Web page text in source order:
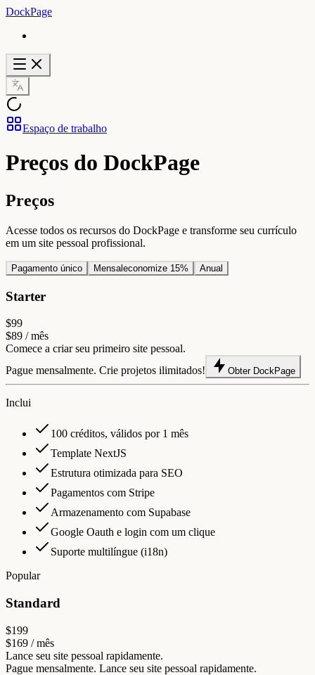
DockPage
Espaço de trabalho
Preços do DockPage
Preços
Acesse todos os recursos do DockPage e transforme seu currículo
em um site pessoal profissional.
Pagamento único Mensal economize 15% Anual
Starter
$99
$89 / mês
Comece a criar seu primeiro site pessoal.
Pague mensalmente. Crie projetos ilimitados!
Obter DockPage
Inclui
100 créditos, válidos por 1 mês
Template NextJS
Estrutura otimizada para SEO
Pagamentos com Stripe
Armazenamento com Supabase
Google Oauth e login com um clique
Suporte multilíngue (i18n)
Popular
Standard
$199
$169 / mês
Lance seu site pessoal rapidamente.
Pague mensalmente. Lance seu site pessoal rapidamente.